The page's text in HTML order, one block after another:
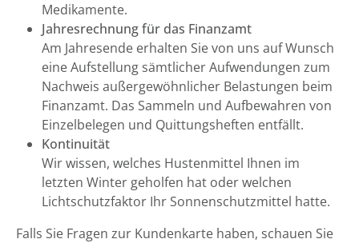
Medikamente.
Jahresrechnung für das Finanzamt
Am Jahresende erhalten Sie von uns auf Wunsch
eine Aufstellung sämtlicher Aufwendungen zum
Nachweis außergewöhnlicher Belastungen beim
Finanzamt. Das Sammeln und Aufbewahren von
Einzelbelegen und Quittungsheften entfällt.
Kontinuität
Wir wissen, welches Hustenmittel Ihnen im
letzten Winter geholfen hat oder welchen
Lichtschutzfaktor Ihr Sonnenschutzmittel hatte.
Falls Sie Fragen zur Kundenkarte haben, schauen Sie